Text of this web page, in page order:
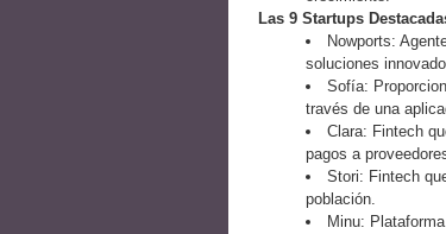
Las 9 Startups
Nowports:
soluciones
Sofía:
través de una
Clara: Fintech
pagos a
Stori: Fintech
población.
Minu: